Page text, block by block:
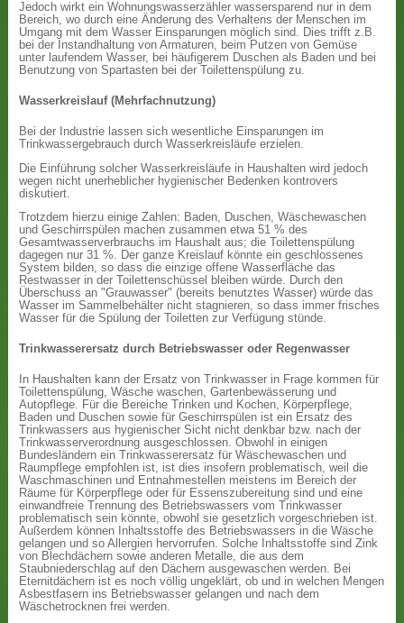
Jedoch wirkt ein Wohnungswasserzähler wassersparend nur in dem
Bereich, wo durch eine Änderung des Verhaltens der Menschen im
Umgang mit dem Wasser Einsparungen möglich sind. Dies trifft z.B.
bei der Instandhaltung von Armaturen, beim Putzen von Gemüse
unter laufendem Wasser, bei häufigerem Duschen als Baden und bei
Benutzung von Spartasten bei der Toilettenspülung zu.
Wasserkreislauf (Mehrfachnutzung)
Bei der Industrie lassen sich wesentliche Einsparungen im
Trinkwassergebrauch durch Wasserkreisläufe erzielen.
Die Einführung solcher Wasserkreisläufe in Haushalten wird jedoch
wegen nicht unerheblicher hygienischer Bedenken kontrovers
diskutiert.
Trotzdem hierzu einige Zahlen: Baden, Duschen, Wäschewaschen
und Geschirrspülen machen zusammen etwa 51 % des
Gesamtwasserverbrauchs im Haushalt aus; die Toilettenspülung
dagegen nur 31 %. Der ganze Kreislauf könnte ein geschlossenes
System bilden, so dass die einzige offene Wasserfläche das
Restwasser in der Toilettenschüssel bleiben würde. Durch den
Überschuss an "Grauwasser" (bereits benutztes Wasser) würde das
Wasser im Sammelbehälter nicht stagnieren, so dass immer frisches
Wasser für die Spülung der Toiletten zur Verfügung stünde.
Trinkwasserersatz durch Betriebswasser oder Regenwasser
In Haushalten kann der Ersatz von Trinkwasser in Frage kommen für
Toilettenspülung, Wäsche waschen, Gartenbewässerung und
Autopflege. Für die Bereiche Trinken und Kochen, Körperpflege,
Baden und Duschen sowie für Geschirrspülen ist ein Ersatz des
Trinkwassers aus hygienischer Sicht nicht denkbar bzw. nach der
Trinkwasserverordnung ausgeschlossen. Obwohl in einigen
Bundesländern ein Trinkwasserersatz für Wäschewaschen und
Raumpflege empfohlen ist, ist dies insofern problematisch, weil die
Waschmaschinen und Entnahmestellen meistens im Bereich der
Räume für Körperpflege oder für Essenszubereitung sind und eine
einwandfreie Trennung des Betriebswassers vom Trinkwasser
problematisch sein könnte, obwohl sie gesetzlich vorgeschrieben ist.
Außerdem können Inhaltsstoffe des Betriebswassers in die Wäsche
gelangen und so Allergien hervorrufen. Solche Inhaltsstoffe sind Zink
von Blechdächern sowie anderen Metalle, die aus dem
Staubniederschlag auf den Dächern ausgewaschen werden. Bei
Eternitdächern ist es noch völlig ungeklärt, ob und in welchen Mengen
Asbestfasern ins Betriebswasser gelangen und nach dem
Wäschetrocknen frei werden.